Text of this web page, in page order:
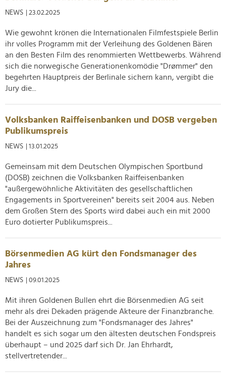
NEWS | 23.02.2025
Wie gewohnt krönen die Internationalen Filmfestspiele Berlin
ihr volles Programm mit der Verleihung des Goldenen Bären
an den Besten Film des renommierten Wettbewerbs. Während
sich die norwegische Generationenkomödie "Drømmer" den
begehrten Hauptpreis der Berlinale sichern kann, vergibt die
Jury die...
Volksbanken Raiffeisenbanken und DOSB vergeben
Publikumspreis
NEWS | 13.01.2025
Gemeinsam mit dem Deutschen Olympischen Sportbund
(DOSB) zeichnen die Volksbanken Raiffeisenbanken
"außergewöhnliche Aktivitäten des gesellschaftlichen
Engagements in Sportvereinen" bereits seit 2004 aus. Neben
dem Großen Stern des Sports wird dabei auch ein mit 2000
Euro dotierter Publikumspreis...
Börsenmedien AG kürt den Fondsmanager des
Jahres
NEWS | 09.01.2025
Mit ihren Goldenen Bullen ehrt die Börsenmedien AG seit
mehr als drei Dekaden prägende Akteure der Finanzbranche.
Bei der Auszeichnung zum "Fondsmanager des Jahres"
handelt es sich sogar um den ältesten deutschen Fondspreis
überhaupt – und 2025 darf sich Dr. Jan Ehrhardt,
stellvertretender...